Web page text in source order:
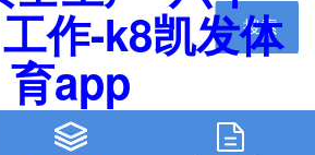
作-k8凯发体
育app
搜索